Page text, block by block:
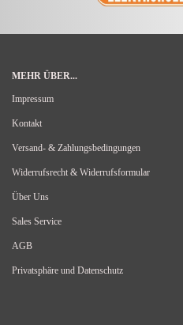
MEHR ÜBER...
Impressum
Kontakt
Versand- & Zahlungsbedingungen
Widerrufsrecht & Widerrufsformular
Über Uns
Sales Service
AGB
Privatsphäre und Datenschutz